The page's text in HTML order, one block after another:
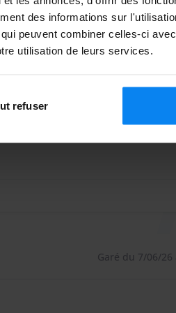
des informations sur
peuvent combiner celles-ci
utilisation de leurs services.
refuser
pouvez simplement les
Garé du 4/07/26
Auto abgeben und
von freundlichen
Auto abgeben und
Garé du 7/06/26